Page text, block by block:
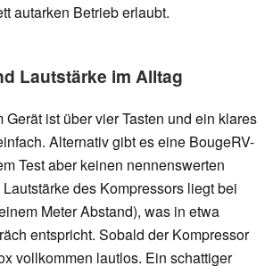
autarken Betrieb erlaubt.
Lautstärke im Alltag
Gerät ist über vier Tasten und ein klares
Alternativ gibt es eine BougeRV-
Test aber keinen nennenswerten
des Kompressors liegt bei
Meter Abstand), was in etwa
entspricht. Sobald der Kompressor
vollkommen lautlos. Ein schattiger